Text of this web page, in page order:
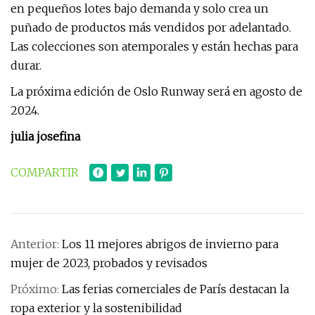
en pequeños lotes bajo demanda y solo crea un
puñado de productos más vendidos por adelantado.
Las colecciones son atemporales y están hechas para
durar.
La próxima edición de Oslo Runway será en agosto de
2024.
julia josefina
COMPARTIR
Anterior: Los 11 mejores abrigos de invierno para
mujer de 2023, probados y revisados
Próximo: Las ferias comerciales de París destacan la
ropa exterior y la sostenibilidad